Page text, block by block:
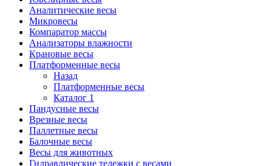
Аналитические весы
Микровесы
Компаратор массы
Анализаторы влажности
Крановые весы
Платформенные весы
Назад
Платформенные весы
Каталог 1
Пандусные весы
Врезные весы
Паллетные весы
Балочные весы
Весы для животных
Гидравлические тележки с весами